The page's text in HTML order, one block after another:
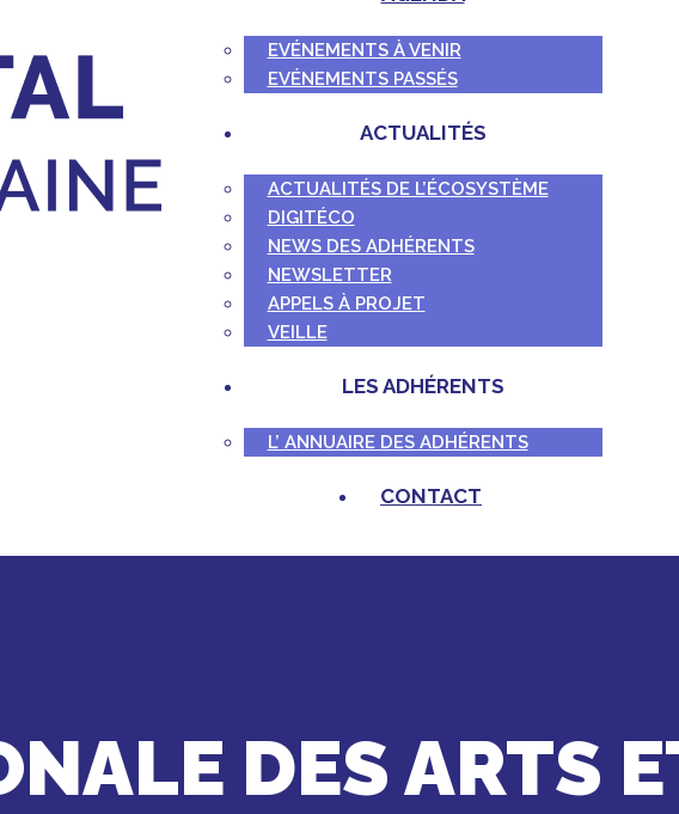
EVÉNEMENTS À VENIR
EVÉNEMENTS PASSÉS
ACTUALITÉS
ACTUALITÉS DE L’ÉCOSYSTÈME
DIGITÉCO
NEWS DES ADHÉRENTS
NEWSLETTER
APPELS À PROJET
VEILLE
LES ADHÉRENTS
L’ ANNUAIRE DES ADHÉRENTS
CONTACT
DES ARTS